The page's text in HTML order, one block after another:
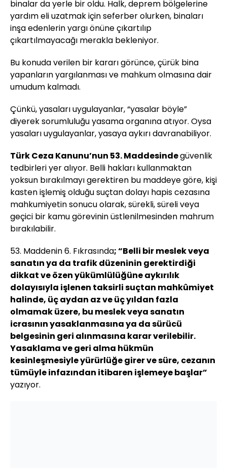
binalar da yerle bir oldu. Halk, deprem bölgelerine
yardım eli uzatmak için seferber olurken, binaları
inşa edenlerin yargı önüne çıkartılıp
çıkartılmayacağı merakla bekleniyor.
Bu konuda verilen bir kararı görünce, çürük bina
yapanların yargılanması ve mahkum olmasına dair
umudum kalmadı.
Çünkü, yasaları uygulayanlar, “yasalar böyle”
diyerek sorumluluğu yasama organına atıyor. Oysa
yasaları uygulayanlar, yasaya aykırı davranabiliyor.
Türk Ceza Kanunu’nun 53. Maddesindegüvenlik
tedbirleri yer alıyor. Belli hakları kullanmaktan
yoksun bırakılmayı gerektiren bu maddeye göre, kişi
kasten işlemiş olduğu suçtan dolayı hapis cezasına
mahkumiyetin sonucu olarak, sürekli, süreli veya
geçici bir kamu görevinin üstlenilmesinden mahrum
bırakılabilir.
53. Maddenin 6. Fıkrasında; “Belli bir meslek veya
sanatın ya da trafik düzeninin gerektirdiği
dikkat ve özen yükümlülüğüne aykırılık
dolayısıyla işlenen taksirli suçtan mahkûmiyet
halinde, üç aydan az ve üç yıldan fazla
olmamak üzere, bu meslek veya sanatın
icrasının yasaklanmasına ya da sürücü
belgesinin geri alınmasına karar verilebilir.
Yasaklama ve geri alma hükmün
kesinleşmesiyle yürürlüğe girer ve süre, cezanın
tümüyle infazından itibaren işlemeye başlar”
yazıyor.